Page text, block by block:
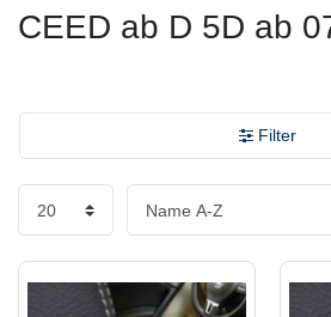
CEED ab D 5D ab
Filter